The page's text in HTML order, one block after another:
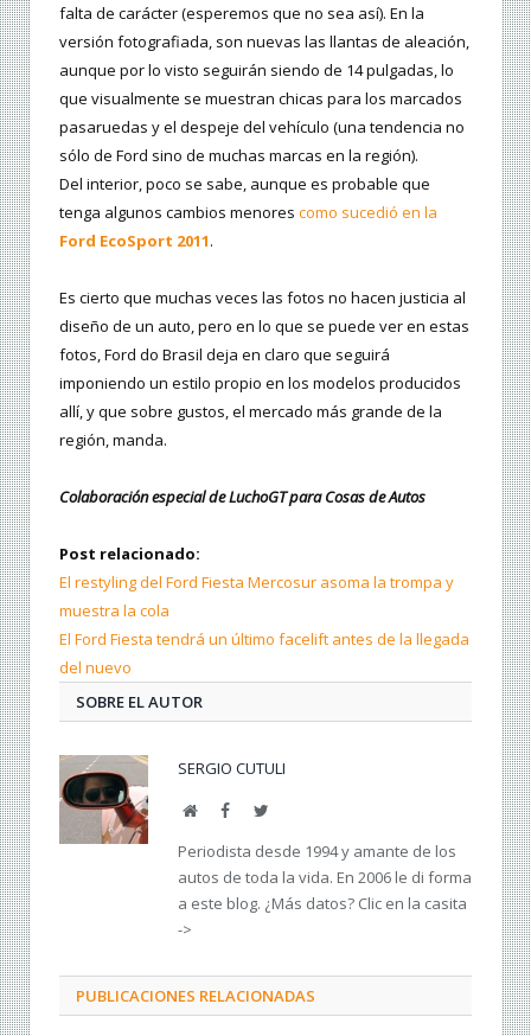
falta de carácter (esperemos que no sea así). En la
versión fotografiada, son nuevas las llantas de aleación,
aunque por lo visto seguirán siendo de 14 pulgadas, lo
que visualmente se muestran chicas para los marcados
pasaruedas y el despeje del vehículo (una tendencia no
sólo de Ford sino de muchas marcas en la región).
Del interior, poco se sabe, aunque es probable que
tenga algunos cambios menores como sucedió en la
Ford EcoSport 2011.
Es cierto que muchas veces las fotos no hacen justicia al
diseño de un auto, pero en lo que se puede ver en estas
fotos, Ford do Brasil deja en claro que seguirá
imponiendo un estilo propio en los modelos producidos
allí, y que sobre gustos, el mercado más grande de la
región, manda.
Colaboración especial de LuchoGT para Cosas de Autos
Post relacionado:
El restyling del Ford Fiesta Mercosur asoma la trompa y
muestra la cola
El Ford Fiesta tendrá un último facelift antes de la llegada
del nuevo
SOBRE EL AUTOR
SERGIO CUTULI
Web FacebookTwitter
Periodista desde 1994 y amante de los
autos de toda la vida. En 2006 le di forma
a este blog. ¿Más datos? Clic en la casita
->
PUBLICACIONES RELACIONADAS